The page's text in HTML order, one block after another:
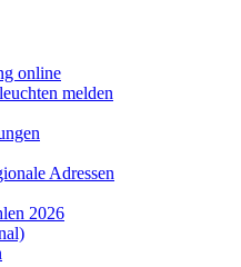
online
melden
Adressen
2026